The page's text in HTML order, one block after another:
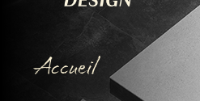
Accueil